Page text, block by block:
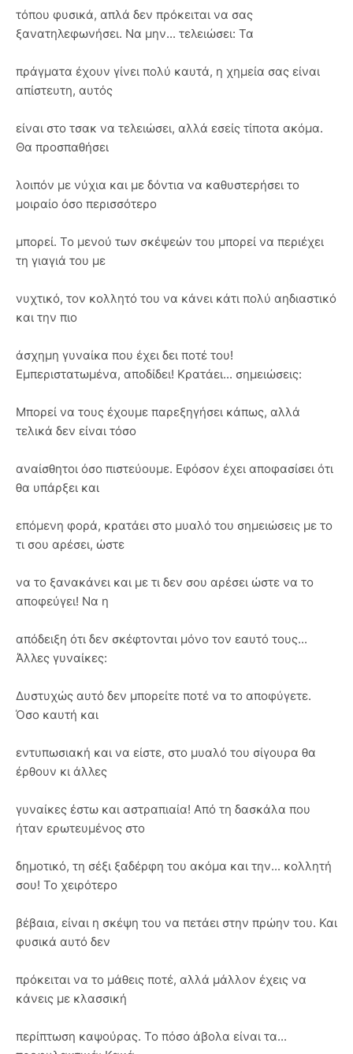
τόπου φυσικά, απλά δεν πρόκειται να σας
ξανατηλεφωνήσει. Nα μην... τελειώσει: Τα
πράγματα έχουν γίνει πολύ καυτά, η χημεία σας είναι
απίστευτη, αυτός
είναι στο τσακ να τελειώσει, αλλά εσείς τίποτα ακόμα.
Θα προσπαθήσει
λοιπόν με νύχια και με δόντια να καθυστερήσει το
μοιραίο όσο περισσότερο
μπορεί. Το μενού των σκέψεών του μπορεί να περιέχει
τη γιαγιά του με
νυχτικό, τον κολλητό του να κάνει κάτι πολύ αηδιαστικό
και την πιο
άσχημη γυναίκα που έχει δει ποτέ του!
Εμπεριστατωμένα, αποδίδει! Kρατάει... σημειώσεις:
Μπορεί να τους έχουμε παρεξηγήσει κάπως, αλλά
τελικά δεν είναι τόσο
αναίσθητοι όσο πιστεύουμε. Εφόσον έχει αποφασίσει ότι
θα υπάρξει και
επόμενη φορά, κρατάει στο μυαλό του σημειώσεις με το
τι σου αρέσει, ώστε
να το ξανακάνει και με τι δεν σου αρέσει ώστε να το
αποφεύγει! Να η
απόδειξη ότι δεν σκέφτονται μόνο τον εαυτό τους...
Άλλες γυναίκες:
Δυστυχώς αυτό δεν μπορείτε ποτέ να το αποφύγετε.
Όσο καυτή και
εντυπωσιακή και να είστε, στο μυαλό του σίγουρα θα
έρθουν κι άλλες
γυναίκες έστω και αστραπιαία! Από τη δασκάλα που
ήταν ερωτευμένος στο
δημοτικό, τη σέξι ξαδέρφη του ακόμα και την... κολλητή
σου! Το χειρότερο
βέβαια, είναι η σκέψη του να πετάει στην πρώην του. Και
φυσικά αυτό δεν
πρόκειται να το μάθεις ποτέ, αλλά μάλλον έχεις να
κάνεις με κλασσική
περίπτωση καψούρας. Το πόσο άβολα είναι τα...